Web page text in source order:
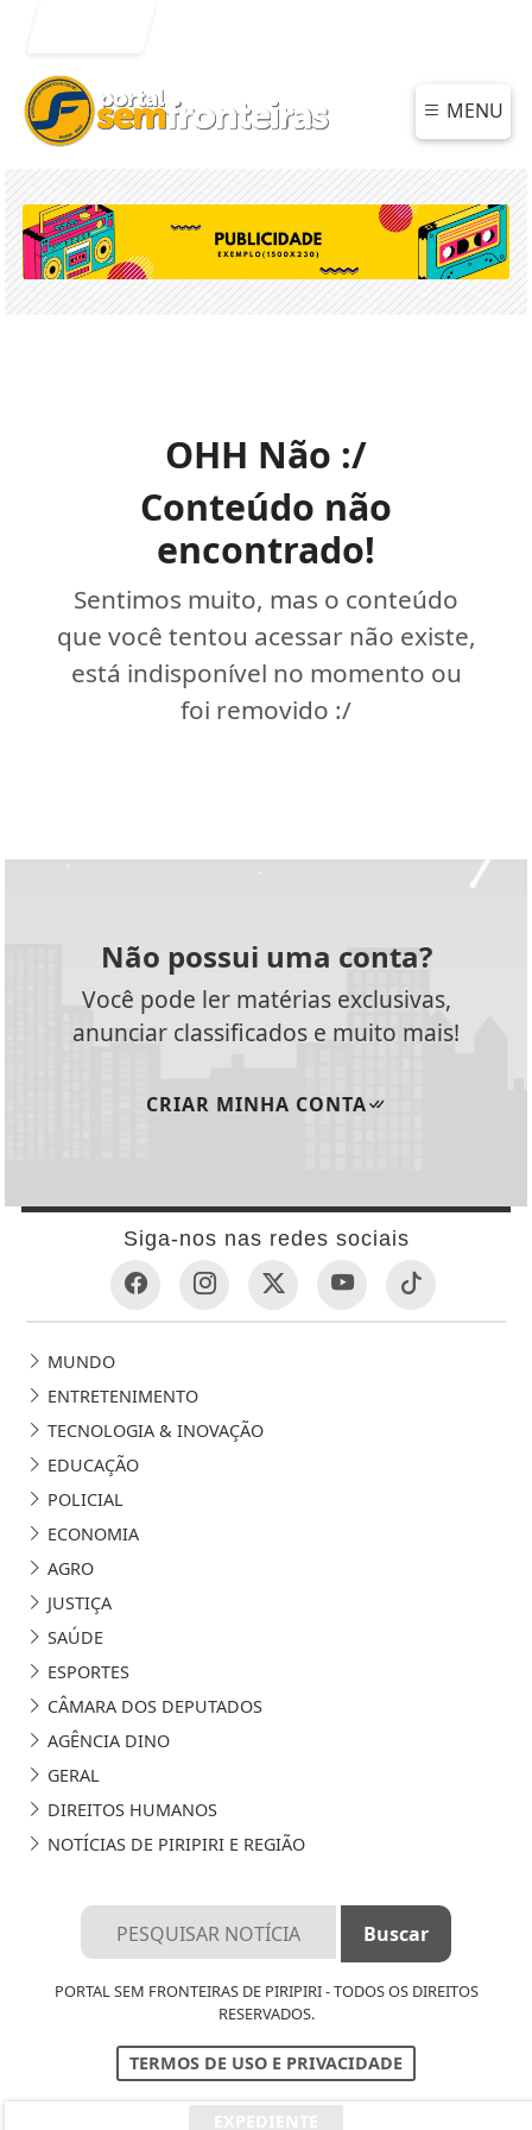
MENU
OHH Não :/
Conteúdo não
encontrado!
Sentimos muito, mas o conteúdo
que você tentou acessar não existe,
está indisponível no momento ou
foi removido :/
Não possui uma conta?
Você pode ler matérias exclusivas,
anunciar classificados e muito mais!
CRIAR MINHA CONTA
Siga-nos nas redes sociais
MUNDO
ENTRETENIMENTO
TECNOLOGIA & INOVAÇÃO
EDUCAÇÃO
POLICIAL
ECONOMIA
AGRO
JUSTIÇA
SAÚDE
ESPORTES
CÂMARA DOS DEPUTADOS
AGÊNCIA DINO
GERAL
DIREITOS HUMANOS
NOTÍCIAS DE PIRIPIRI E REGIÃO
PORTAL SEM FRONTEIRAS DE PIRIPIRI - TODOS OS DIREITOS
RESERVADOS.
TERMOS DE USO E PRIVACIDADE